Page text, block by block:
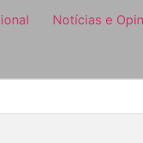
Notícias e